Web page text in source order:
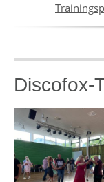
Discofox-